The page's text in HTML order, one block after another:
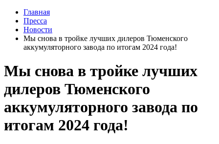
Главная
Пресса
Новости
Мы снова в тройке лучших дилеров Тюменского
аккумуляторного завода по итогам 2024 года!
Мы снова в тройке лучших
дилеров Тюменского
аккумуляторного завода по
итогам 2024 года!